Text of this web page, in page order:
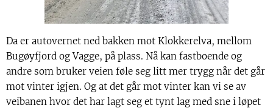
Da er autovernet ned bakken mot Klokkerelva, mellom
Bugøyfjord og Vagge, på plass. Nå kan fastboende og
andre som bruker veien føle seg litt mer trygg når det går
mot vinter igjen. Og at det går mot vinter kan vi se av
veibanen hvor det har lagt seg et tynt lag med sne i løpet